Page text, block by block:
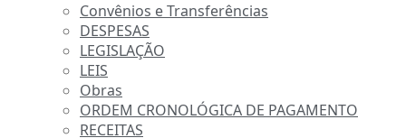
Convênios e Transferências
DESPESAS
LEGISLAÇÃO
LEIS
Obras
ORDEM CRONOLÓGICA DE PAGAMENTO
RECEITAS